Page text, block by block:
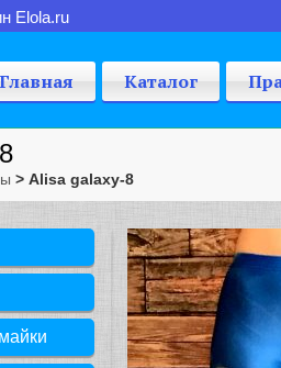
Elola.ru
Главная Каталог
> Alisa galaxy-8